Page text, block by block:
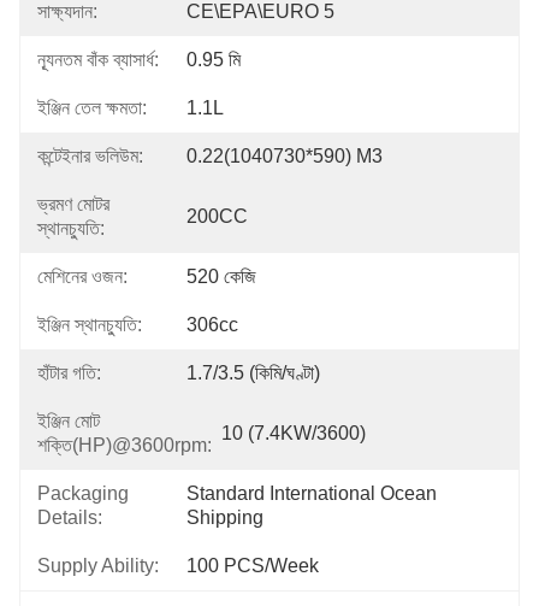
সাক্ষ্যদান: CE\EPA\EURO 5
ন্যূনতম বাঁক ব্যাসার্ধ: 0.95 মি
ইঞ্জিন তেল ক্ষমতা: 1.1L
কন্টেইনার ভলিউম: 0.22(1040730*590) M3
ভ্রমণ মোটর
স্থানচ্যুতি:
200CC
মেশিনের ওজন: 520 কেজি
ইঞ্জিন স্থানচ্যুতি: 306cc
হাঁটার গতি: 1.7/3.5 (কিমি/ঘণ্টা)
ইঞ্জিন মোট
শক্তি(HP)@3600rpm:
10 (7.4KW/3600)
Packaging
Details:
Standard International Ocean
Shipping
Supply Ability: 100 PCS/Week